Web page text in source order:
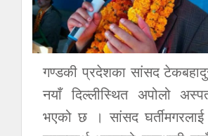
गण्डकी प्रदेशका सांसद
नयाँ दिल्लीस्थित अपोलो
भएको छ । सांसद